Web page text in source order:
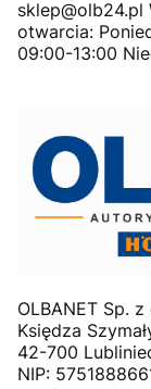
otwarcia:
09:00-13:00
OLBANET Sp. z
Księdza
42-700
NIP: